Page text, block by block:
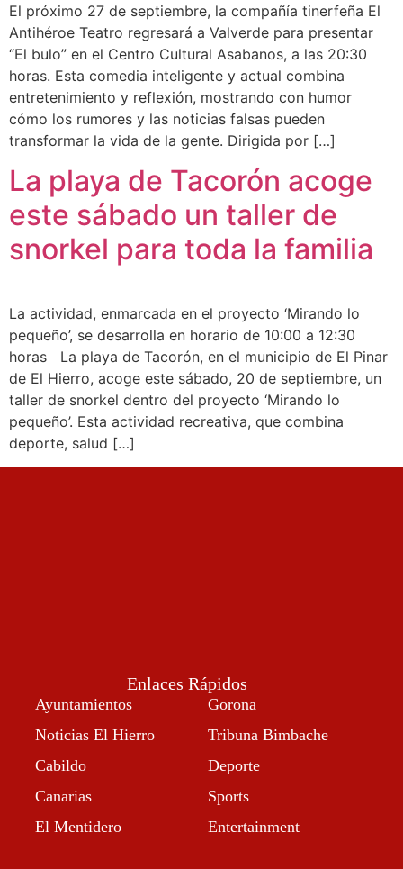
El próximo 27 de septiembre, la compañía tinerfeña El
Antihéroe Teatro regresará a Valverde para presentar
“El bulo” en el Centro Cultural Asabanos, a las 20:30
horas. Esta comedia inteligente y actual combina
entretenimiento y reflexión, mostrando con humor
cómo los rumores y las noticias falsas pueden
transformar la vida de la gente. Dirigida por […]
La playa de Tacorón acoge
este sábado un taller de
snorkel para toda la familia
La actividad, enmarcada en el proyecto ‘Mirando lo
pequeño’, se desarrolla en horario de 10:00 a 12:30
horas La playa de Tacorón, en el municipio de El Pinar
de El Hierro, acoge este sábado, 20 de septiembre, un
taller de snorkel dentro del proyecto ‘Mirando lo
pequeño’. Esta actividad recreativa, que combina
deporte, salud […]
Enlaces Rápidos
Ayuntamientos
Noticias El Hierro
Cabildo
Canarias
El Mentidero
Gorona
Tribuna Bimbache
Deporte
Sports
Entertainment